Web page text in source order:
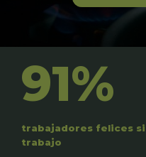
91%
trabajadores felices
trabajo